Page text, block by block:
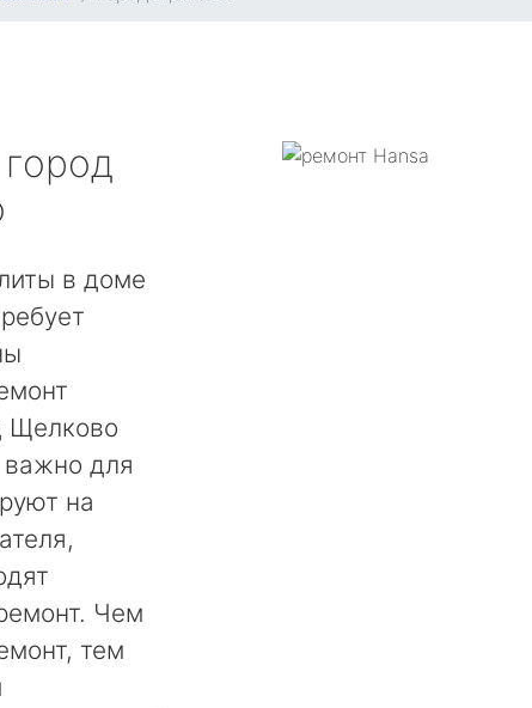
город
в доме
Щелково
важно для
на
Чем
тем